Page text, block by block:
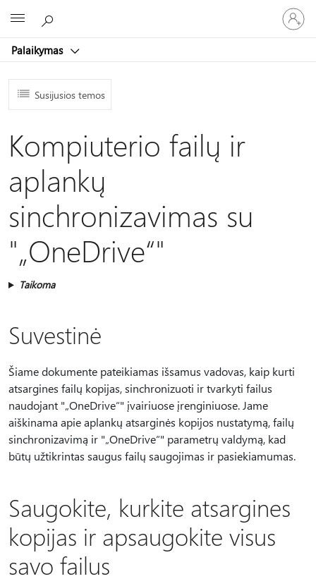
Palaikymas
prie
paskyros
Susijusios temos
Kompiuterio failų ir
aplankų
sinchronizavimas su
"„OneDrive“"
Taikoma
Suvestinė
Šiame dokumente pateikiamas išsamus vadovas, kaip kurti
atsargines failų kopijas, sinchronizuoti ir tvarkyti failus
naudojant "„OneDrive“" įvairiuose įrenginiuose. Jame
aiškinama apie aplankų atsarginės kopijos nustatymą, failų
sinchronizavimą ir "„OneDrive“" parametrų valdymą, kad
būtų užtikrintas saugus failų saugojimas ir pasiekiamumas.
Saugokite, kurkite atsargines
kopijas ir apsaugokite visus
savo failus